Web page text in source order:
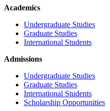
Academics
Undergraduate Studies
Graduate Studies
International Students
Admissions
Undergraduate Studies
Graduate Studies
International Students
Scholarship Opportunities